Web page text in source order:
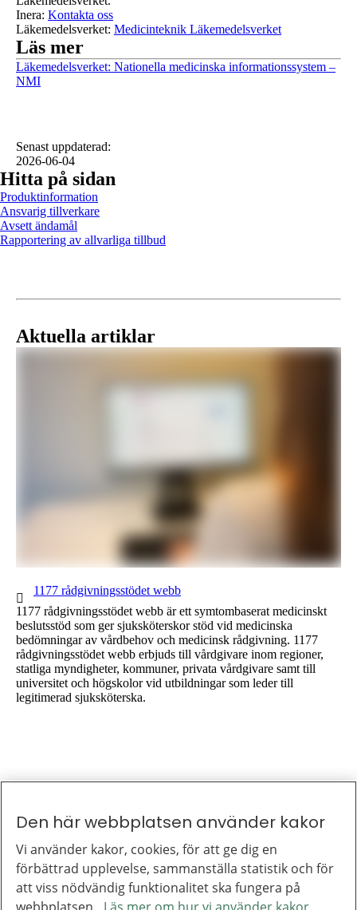
Inera: Kontakta oss
Läkemedelsverket: Medicinteknik Läkemedelsverket
Läs mer
Läkemedelsverket: Nationella medicinska informationssystem –
NMI
Senast uppdaterad:
2026-06-04
Hitta på sidan
Produktinformation
Ansvarig tillverkare
Avsett ändamål
Rapportering av allvarliga tillbud
Aktuella artiklar
1 av 11177 rådgivningsstödet webb
1177 rådgivningsstödet webb är ett symtombaserat medicinskt
beslutsstöd som ger sjuksköterskor stöd vid medicinska
bedömningar av vårdbehov och medicinsk rådgivning. 1177
rådgivningsstödet webb erbjuds till vårdgivare inom regioner,
statliga myndigheter, kommuner, privata vårdgivare samt till
universitet och högskolor vid utbildningar som leder till
legitimerad sjuksköterska.
Till toppen av sidan
Inera
Inera är ett digitaliseringsbolag som bidrar till att utveckla välfärden.
Om Inera
Jobba hos oss
Ineras nyhetsbrev
Den här webbplatsen använder kakor
Vi använder kakor, cookies, för att ge dig en
förbättrad upplevelse, sammanställa statistik och för
att viss nödvändig funktionalitet ska fungera på